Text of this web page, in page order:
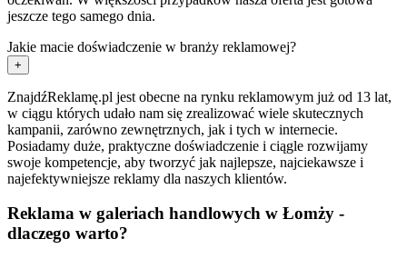
jeszcze tego samego dnia.
Jakie macie doświadczenie w branży reklamowej?
+
ZnajdźReklamę.pl jest obecne na rynku reklamowym już od 13 lat,
w ciągu których udało nam się zrealizować wiele skutecznych
kampanii, zarówno zewnętrznych, jak i tych w internecie.
Posiadamy duże, praktyczne doświadczenie i ciągle rozwijamy
swoje kompetencje, aby tworzyć jak najlepsze, najciekawsze i
najefektywniejsze reklamy dla naszych klientów.
Reklama w galeriach handlowych w Łomży -
dlaczego warto?